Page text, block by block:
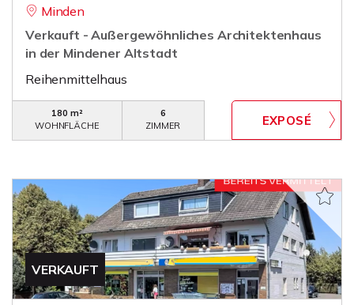
Minden
Verkauft - Außergewöhnliches Architektenhaus
in der Mindener Altstadt
Reihenmittelhaus
180 m²
WOHNFLÄCHE
6
ZIMMER
VERKAUFT